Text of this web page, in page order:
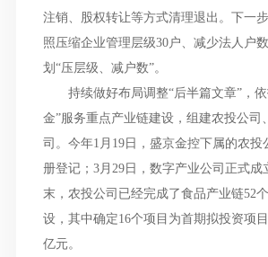
注销、股权转让等方式清理退出。下一
照压缩企业管理层级30户、减少法人户
划“压层级、减户数”。
持续做好布局调整“后半篇文章”，依
金”服务重点产业链建设，组建农投公司
司。今年1月19日，盛京金控下属的农投
册登记；3月29日，数字产业公司正式成
末，农投公司已经完成了食品产业链52
设，其中确定16个项目为首期拟投资项
亿元。